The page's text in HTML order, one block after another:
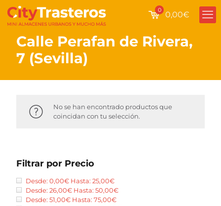
0 0,00€
Calle Perafan de Rivera,
7 (Sevilla)
No se han encontrado productos que
coincidan con tu selección.
Filtrar por Precio
Desde: 0,00€ Hasta: 25,00€
Desde: 26,00€ Hasta: 50,00€
Desde: 51,00€ Hasta: 75,00€